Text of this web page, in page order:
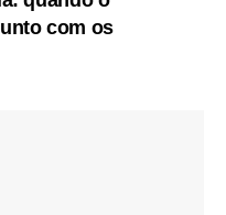
com os